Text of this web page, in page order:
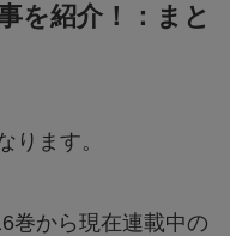
を紹介！：まと
ります。
巻から現在連載中の